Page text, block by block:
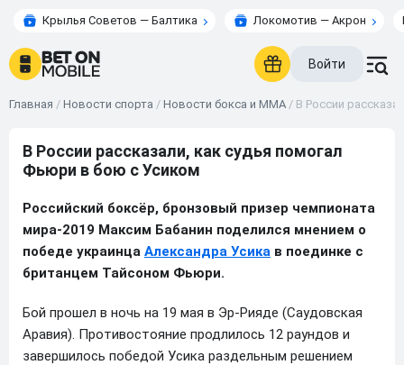
Крылья Советов — Балтика Локомотив — Акрон
Войти
Главная / Новости спорта / Новости бокса и ММА / В России
В России рассказали, как судья помогал
Фьюри в бою с Усиком
Российский боксёр, бронзовый призер чемпионата
мира-2019 Максим Бабанин поделился мнением о
победе украинца Александра Усика в поединке с
британцем Тайсоном Фьюри.
Бой прошел в ночь на 19 мая в Эр-Рияде (Саудовская
Аравия). Противостояние продлилось 12 раундов и
завершилось победой Усика раздельным решением